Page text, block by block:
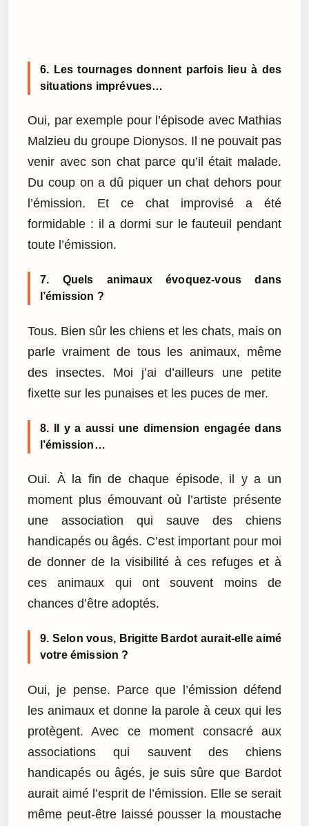
6. Les tournages donnent parfois lieu à des
situations imprévues…
Oui, par exemple pour l’épisode avec Mathias
Malzieu du groupe Dionysos. Il ne pouvait pas
venir avec son chat parce qu’il était malade.
Du coup on a dû piquer un chat dehors pour
l’émission. Et ce chat improvisé a été
formidable : il a dormi sur le fauteuil pendant
toute l’émission.
7. Quels animaux évoquez-vous dans
l’émission ?
Tous. Bien sûr les chiens et les chats, mais on
parle vraiment de tous les animaux, même
des insectes. Moi j’ai d’ailleurs une petite
fixette sur les punaises et les puces de mer.
8. Il y a aussi une dimension engagée dans
l’émission…
Oui. À la fin de chaque épisode, il y a un
moment plus émouvant où l’artiste présente
une association qui sauve des chiens
handicapés ou âgés. C’est important pour moi
de donner de la visibilité à ces refuges et à
ces animaux qui ont souvent moins de
chances d’être adoptés.
9. Selon vous, Brigitte Bardot aurait-elle aimé
votre émission ?
Oui, je pense. Parce que l’émission défend
les animaux et donne la parole à ceux qui les
protègent. Avec ce moment consacré aux
associations qui sauvent des chiens
handicapés ou âgés, je suis sûre que Bardot
aurait aimé l’esprit de l’émission. Elle se serait
même peut-être laissé pousser la moustache